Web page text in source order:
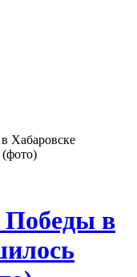
Хабаровске
Победы в